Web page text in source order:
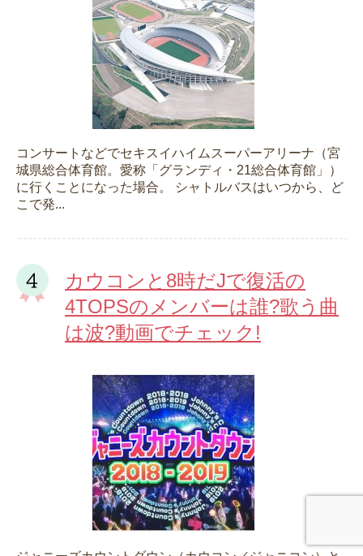
コンサートなどでセキスイハイムスーパーアリーナ（宮
城県総合体育館。愛称「グランディ・21総合体育館」）
に行くことになった場合。 シャトルバスはいつから、ど
こで発...
カウコンと8時だJで復活の
4TOPSのメンバーは誰?歌う曲
は波?動画でチェック!